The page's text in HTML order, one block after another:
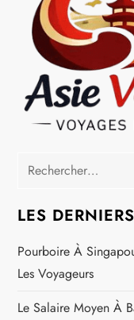
Rechercher :
LES
Pourboire À
Les Voyageurs
Le Salaire Moyen À